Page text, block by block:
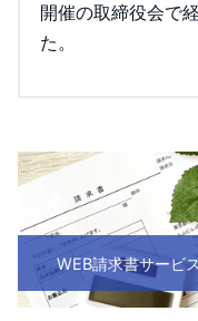
開催の取締役会で
た。
WEB請求書サービス